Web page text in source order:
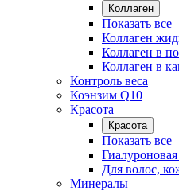
Коллаген
Показать все
Коллаген
Коллаген в
Коллаген в
Контроль веса
Коэнзим Q10
Красота
Красота
Показать все
Для волос,
Минералы